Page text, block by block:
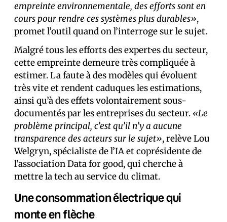
empreinte environnementale, des efforts sont en
cours pour rendre ces systèmes plus durables»,
promet l’outil quand on l’interroge sur le sujet.
Malgré tous les efforts des expert·es du secteur,
cette empreinte demeure très compliquée à
estimer. La faute à des modèles qui évoluent
très vite et rendent caduques les estimations,
ainsi qu’à des effets volontairement sous-
documentés par les entreprises du secteur. «Le
problème principal, c’est qu’il n’y a aucune
transparence des acteurs sur le sujet», relève Lou
Welgryn, spécialiste de l’IA et coprésidente de
l’association Data for good, qui cherche à
mettre la tech au service du climat.
Une consommation électrique qui
monte en flèche